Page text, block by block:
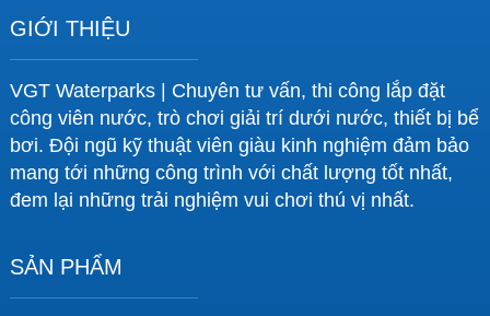
GIỚI THIỆU
VGT Waterparks | Chuyên tư vấn, thi công lắp đặt
công viên nước, trò chơi giải trí dưới nước, thiết bị bể
bơi. Đội ngũ kỹ thuật viên giàu kinh nghiệm đảm bảo
mang tới những công trình với chất lượng tốt nhất,
đem lại những trải nghiệm vui chơi thú vị nhất.
SẢN PHẨM